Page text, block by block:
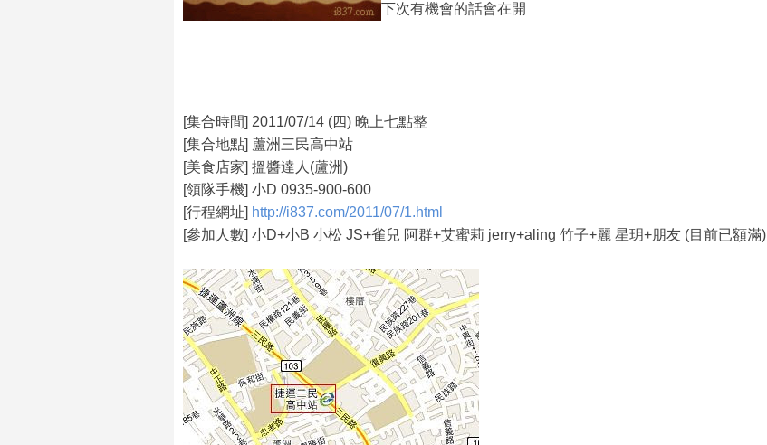
下次有機會的話會在開
[集合時間] 2011/07/14 (四) 晚上七點整
[集合地點] 蘆洲三民高中站
[美食店家] 搵醬達人(蘆洲)
[領隊手機] 小D 0935-900-600
[行程網址] http://i837.com/2011/07/1.html
[參加人數] 小D+小B 小松 JS+雀兒 阿群+艾蜜莉 jerry+aling 竹子+麗 星玥+朋友 (目前已額滿)